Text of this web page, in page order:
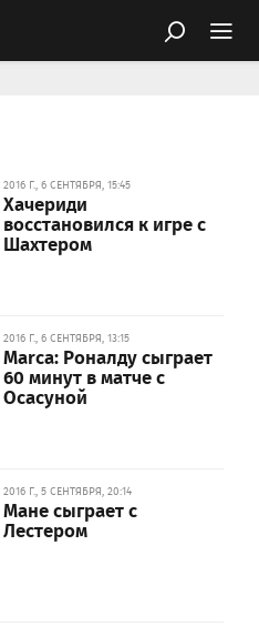
2016 Г., 6 СЕНТЯБРЯ, 15:45
Хачериди
восстановился к игре с
Шахтером
2016 Г., 6 СЕНТЯБРЯ, 13:15
Marca: Роналду сыграет
60 минут в матче с
Осасуной
2016 Г., 5 СЕНТЯБРЯ, 20:14
Мане сыграет с
Лестером